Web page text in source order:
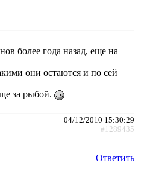
более года назад, еще на
они остаются и по сей
за рыбой.
04/12/2010 15:30:29
#1289435
Ответить